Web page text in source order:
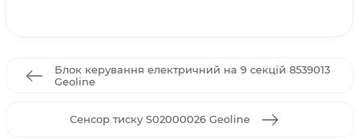
Блок керування електричний на 9 секцій 8539013
Geoline
Сенсор тиску S02000026 Geoline